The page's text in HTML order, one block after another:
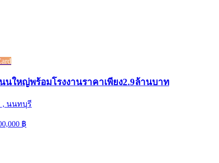
ใหญ่พร้อมโรงงานราคาเพียง2.9ล้านบาท
, นนทบุรี
฿